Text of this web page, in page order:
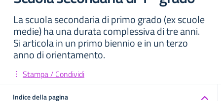
La scuola secondaria di primo grado (ex scuole
medie) ha una durata complessiva di tre anni.
Si articola in un primo biennio e in un terzo
anno di orientamento.
Stampa / Condividi
Indice della pagina